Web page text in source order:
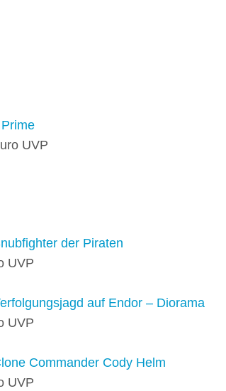
UVP
der Piraten
UVP
auf Endor – Diorama
UVP
Commander Cody Helm
UVP